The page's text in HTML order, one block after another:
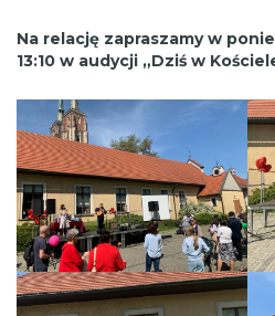
Na relację zapraszamy w
13:10 w audycji „Dziś w